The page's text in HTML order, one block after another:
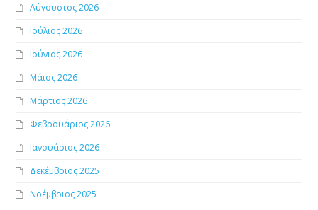
Αύγουστος 2026
Ιούλιος 2026
Ιούνιος 2026
Μάιος 2026
Μάρτιος 2026
Φεβρουάριος 2026
Ιανουάριος 2026
Δεκέμβριος 2025
Νοέμβριος 2025